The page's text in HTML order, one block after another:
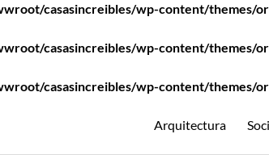
casasincreibles/wp-content/themes/
casasincreibles/wp-content/themes/
casasincreibles/wp-content/themes/
Arquitectura